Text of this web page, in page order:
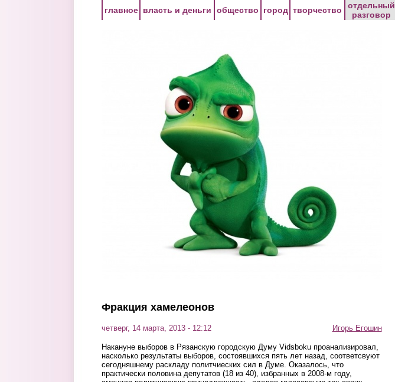
главное власть и деньги общество город творчество
отдельный
разговор
Фракция хамелеонов
четверг, 14 марта, 2013 - 12:12 Игорь Егошин
Накануне выборов в Рязанскую городскую Думу Vidsboku проанализировал,
насколько результаты выборов, состоявшихся пять лет назад, соответсвуют
сегодняшнему раскладу политчиеских сил в Думе. Оказалось, что
практически половина депутатов (18 из 40), избранных в 2008-м году,